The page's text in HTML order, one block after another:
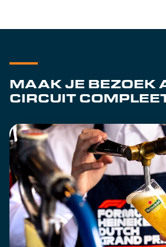
MAAK JE BEZOEK
CIRCUIT